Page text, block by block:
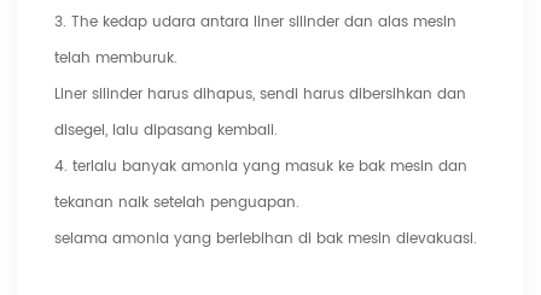
3. The kedap udara antara liner silinder dan alas mesin
telah memburuk.
Liner silinder harus dihapus, sendi harus dibersihkan dan
disegel, lalu dipasang kembali.
4. terlalu banyak amonia yang masuk ke bak mesin dan
tekanan naik setelah penguapan.
selama amonia yang berlebihan di bak mesin dievakuasi.